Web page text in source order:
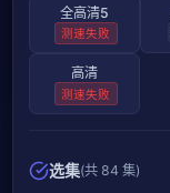
全高清5
测速失败
高清
测速失败
选集(共 84 集)